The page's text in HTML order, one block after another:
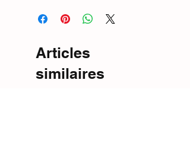
Articles
similaires